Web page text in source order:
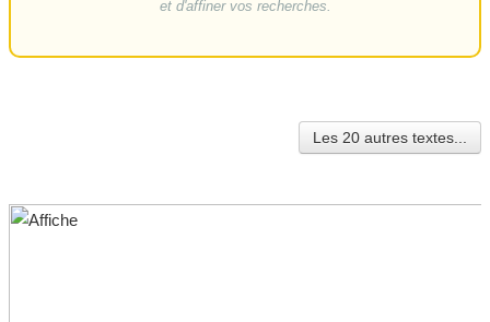
et d'affiner vos recherches.
Les 20 autres textes...